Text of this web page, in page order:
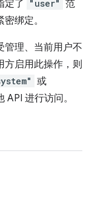
定了 "user" 范
绑定。
管理、当前用户不
方启用此操作，则
或
进行访问。